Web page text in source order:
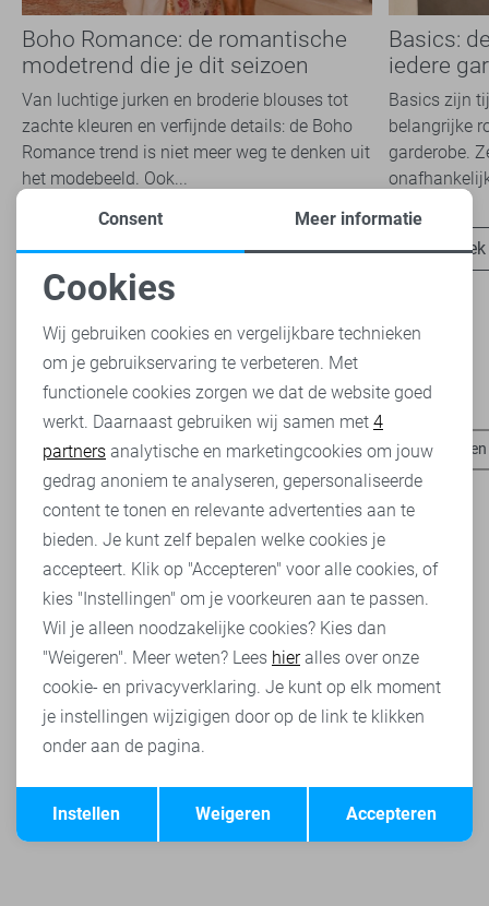
Boho Romance: de romantische
modetrend die je dit seizoen
overal ziet
Van luchtige jurken en broderie blouses tot
zachte kleuren en verfijnde details: de Boho
Romance trend is niet meer weg te denken uit
het modebeeld. Ook...
Ontdek nu
Basics:
iedere
Basics zijn
belangrijke
garderobe.
Heb je dit al eens bekeken?
Red Button t-shirts Red Button jeans Red Button broeken
Noodzakelijke cookies
Personalisatie cookies
Analytische cookies
Marketing cookies
Terug Opslaan
Consent Meer informatie
Cookies
Wij gebruiken cookies en vergelijkbare technieken
om je gebruikservaring te verbeteren. Met
functionele cookies zorgen we dat de website goed
werkt. Daarnaast gebruiken wij samen met 4
partners analytische en marketingcookies om jouw
gedrag anoniem te analyseren, gepersonaliseerde
content te tonen en relevante advertenties aan te
bieden. Je kunt zelf bepalen welke cookies je
accepteert. Klik op "Accepteren" voor alle cookies, of
kies "Instellingen" om je voorkeuren aan te passen.
Wil je alleen noodzakelijke cookies? Kies dan
"Weigeren". Meer weten? Lees hieralles over onze
cookie- en privacyverklaring. Je kunt op elk moment
je instellingen wijzigigen door op de link te klikken
onder aan de pagina.
Accepteren
Weigeren
Instellen